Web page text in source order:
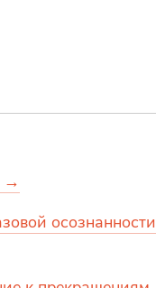
→
осознанности